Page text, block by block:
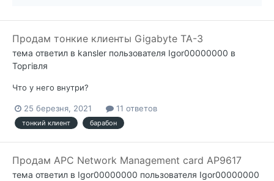
Продам тонкие клиенты Gigabyte TA-3
тема ответил в kansler пользователя Igor00000000 в
Торгівля
Что у него внутри?
25 березня, 2021 11 ответов
тонкий клиент барабон
Продам APC Network Management card AP9617
тема ответил в Igor00000000 пользователя Igor00000000